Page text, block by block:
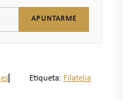
APUNTARME
Etiqueta: Filatelia